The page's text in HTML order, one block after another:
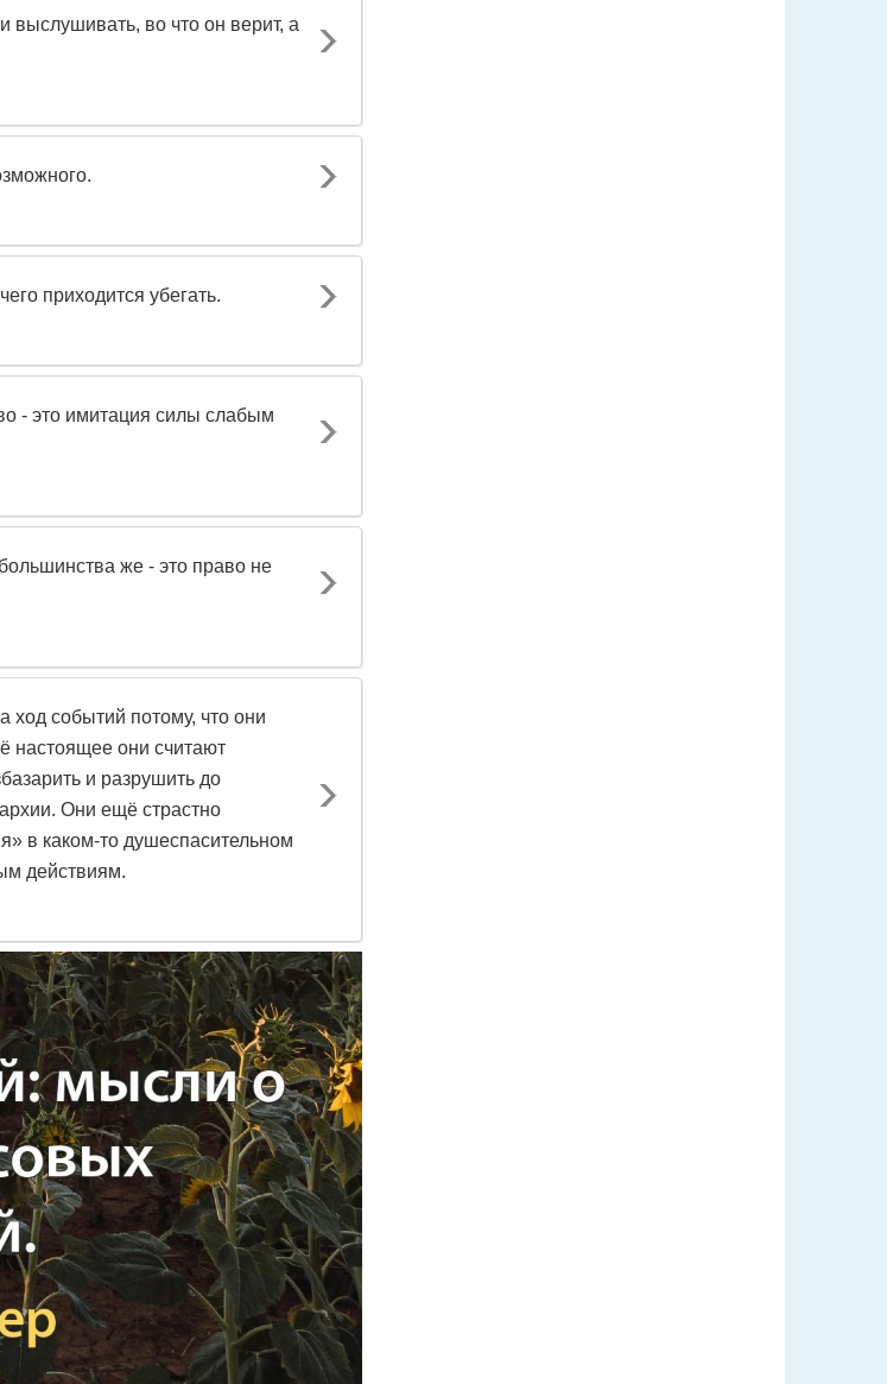
выслушивать, во что он верит, а
приходится убегать.
- это имитация силы слабым
же - это право не
ход событий потому, что они
настоящее они считают
и разрушить до
Они ещё страстно
в каком-то душеспасительном
действиям.